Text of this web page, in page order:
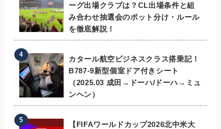
ーグ出場クラブは？CL出場条件と組
み合わせ抽選会のポット分け・ルール
を徹底解説！
カタール航空ビジネスクラス搭乗記！
B787-9新型個室ドア付きシート
（2025.03 成田→ドーハ/ドーハ→ミュ
ンヘン）
【FIFAワールドカップ2026北中米大